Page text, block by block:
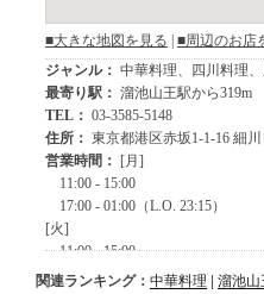
関連ランキング： 中華料理 溜池山